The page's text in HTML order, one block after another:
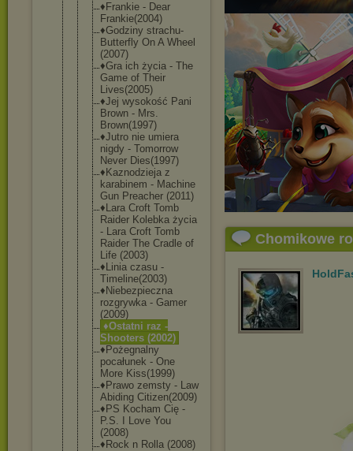
♦Frankie - Dear
Frankie(2004)
♦Godziny strachu-
Butterfly On A Wheel
(2007)
♦Gra ich życia - The
Game of Their
Lives(2005)
♦Jej wysokość Pani
Brown - Mrs.
Brown(1997)
♦Jutro nie umiera
nigdy - Tomorrow
Never Dies(1997)
♦Kaznodzieja z
karabinem - Machine
Gun Preacher (2011)
♦Lara Croft Tomb
Raider Kolebka życia
- Lara Croft Tomb
Raider The Cradle of
Life (2003)
♦Linia czasu -
Timeline(2003)
♦Niebezpieczna
rozgrywka - Gamer
(2009)
♦Ostatni raz -
Shooters (2002)
♦Pożegnalny
pocałunek - One
More Kiss(1999)
♦Prawo zemsty - Law
Abiding Citizen(2009)
♦PS Kocham Cię -
P.S. I Love You
(2008)
♦Rock n Rolla (2008)
Chomikowe